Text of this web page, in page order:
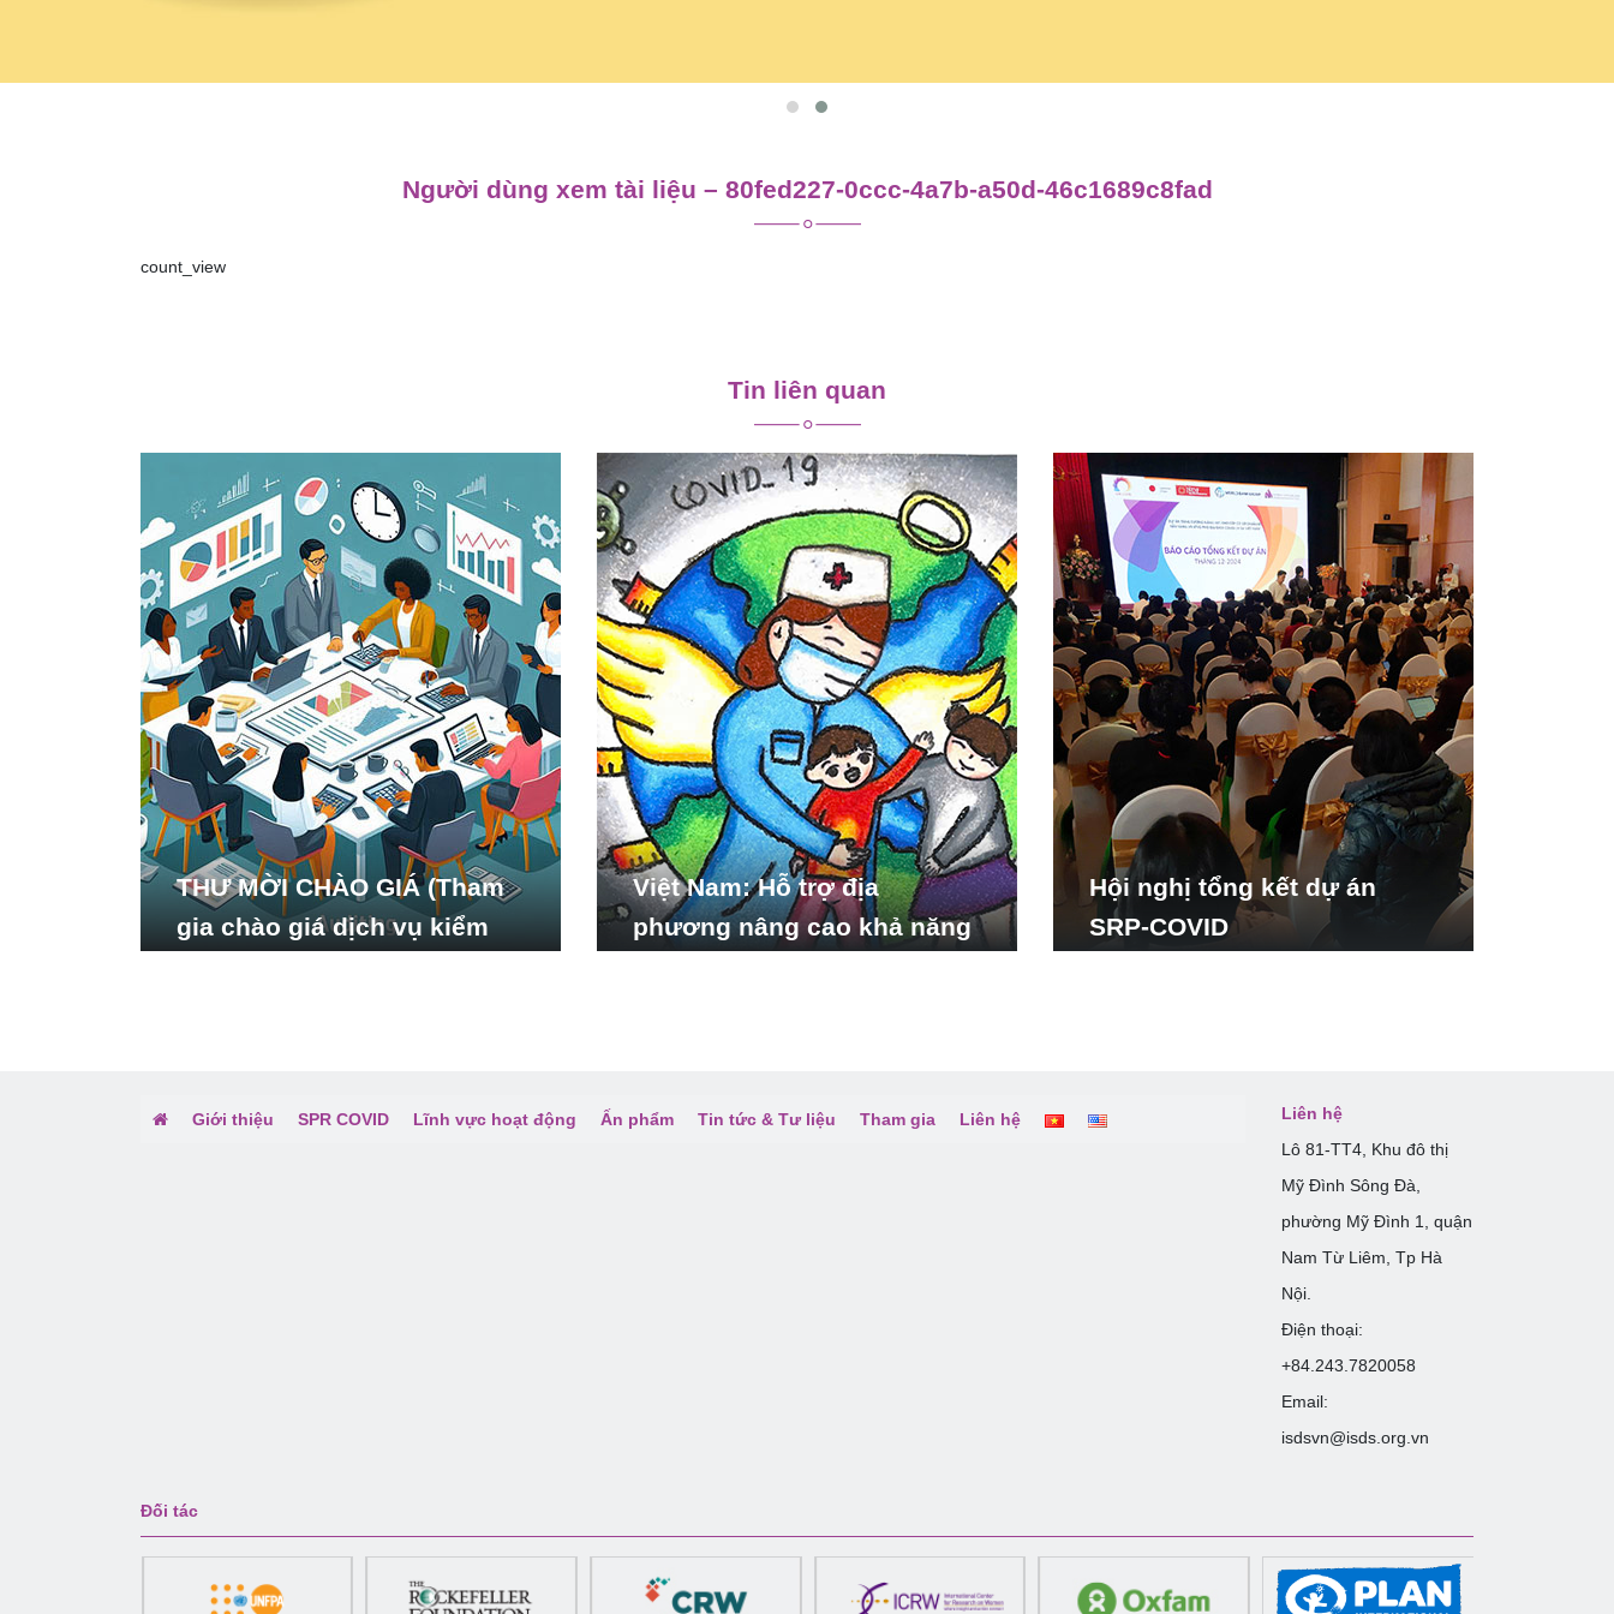
Người dùng xem tài liệu – 80fed227-0ccc-4a7b-a50d-46c1689c8fad
count_view
viết
Tin liên quan
THƯ MỜI CHÀO GIÁ (Tham
gia chào giá dịch vụ kiểm
Việt Nam: Hỗ trợ địa
phương nâng cao khả năng
Hội nghị tổng kết dự án
SRP-COVID
Giới thiệu SPR COVID Lĩnh vực hoạt động Ấn phẩm Tin tức & Tư liệu Tham gia Liên hệ
Liên hệ
Lô 81-TT4, Khu đô thị
Mỹ Đình Sông Đà,
phường Mỹ Đình 1, quận
Nam Từ Liêm, Tp Hà
Nội.
Điện thoại:
+84.243.7820058
Email:
isdsvn@isds.org.vn
Đối tác